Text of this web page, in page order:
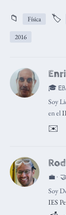
📁 Física 🏷️
2016
🎓
Soy
en el
✉️
💼 ·
Soy
IES